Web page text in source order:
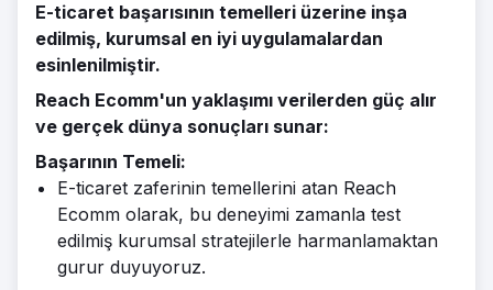
E-ticaret başarısının temelleri üzerine inşa
edilmiş, kurumsal en iyi uygulamalardan
esinlenilmiştir.
Reach Ecomm'un yaklaşımı verilerden güç alır
ve gerçek dünya sonuçları sunar:
Başarının Temeli:
E-ticaret zaferinin temellerini atan Reach
Ecomm olarak, bu deneyimi zamanla test
edilmiş kurumsal stratejilerle harmanlamaktan
gurur duyuyoruz.